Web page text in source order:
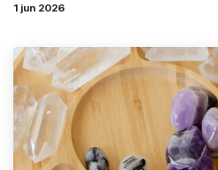
1 jun 2026